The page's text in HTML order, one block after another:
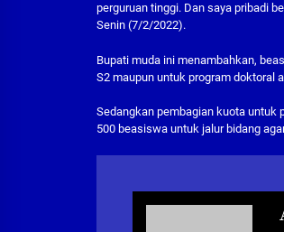
perguruan tinggi. Dan saya pribadi
Senin (7/2/2022).
Bupati muda ini menambahkan,
S2 maupun untuk program doktoral
Sedangkan pembagian kuota untuk
500 beasiswa untuk jalur bidang